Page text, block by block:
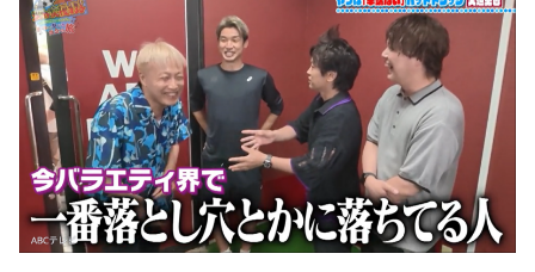
news おかえり
河合＆A.B.C-Z塚田×福井アナ「なんでやねん！？」
（news おかえり）
DAIGOも台所 ～きょうの献立 何にする？～
本日はダイアンなり！シーズン２
朝だ！生です旅サラダ
教えて！ニュースライブ 正義のミカタ